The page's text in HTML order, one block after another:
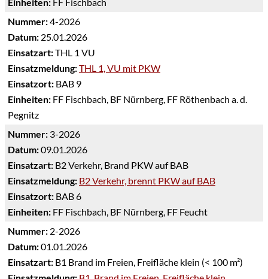
Nummer:4-2026
Datum: 25.01.2026
Einsatzart:THL 1 VU
Einsatzmeldung:THL 1, VU mit PKW
Einsatzort: BAB 9
Einheiten: FF Fischbach, BF Nürnberg, FF Röthenbach a. d.
Pegnitz
Nummer: 3-2026
Datum:09.01.2026
Einsatzart: B2 Verkehr, Brand PKW auf BAB
Einsatzmeldung: B2 Verkehr, brennt PKW auf BAB
Einsatzort: BAB 6
Einheiten: FF Fischbach, BF Nürnberg, FF Feucht
Nummer: 2-2026
Datum:01.01.2026
Einsatzart: B1 Brand im Freien, Freifläche klein (< 100 m²)